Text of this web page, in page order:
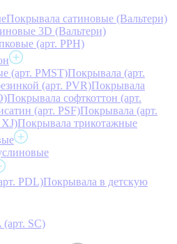
Покрывала сатиновые (Вальтери)
3D (Вальтери)
(арт. PPH)
(арт. PMST)Покрывала (арт.
(арт. PVR)Покрывала
Покрывала софткоттон (арт.
(арт. PSF)Покрывала (арт.
XJ)Покрывала трикотажные
PDL)Покрывала в детскую
SC)